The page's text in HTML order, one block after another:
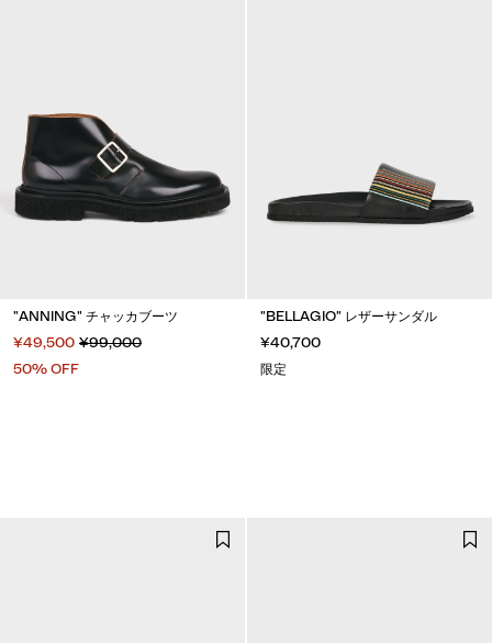
"ANNING" チャッカブーツ
¥49,500 ¥99,000
50% OFF
"BELLAGIO" レザーサンダル
¥40,700
限定